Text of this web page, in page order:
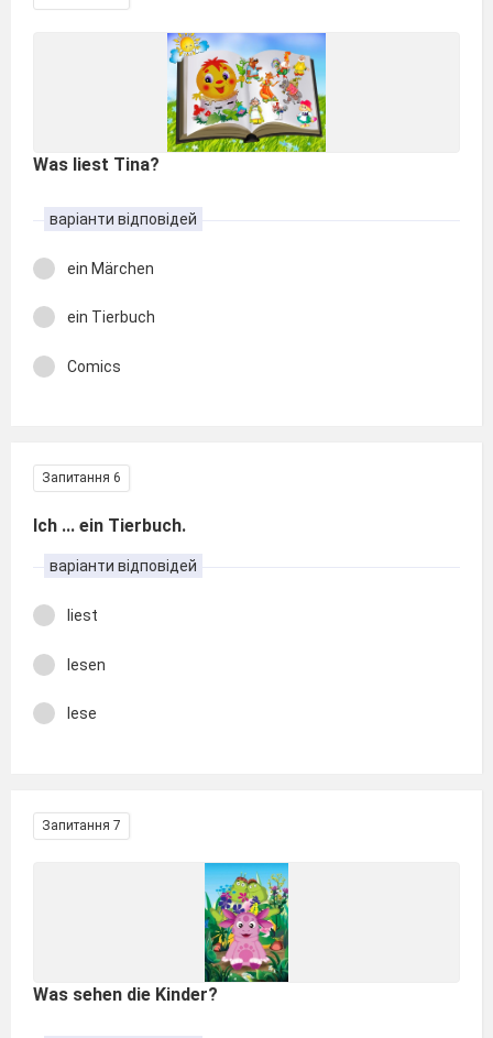
Was liest Tina?
варіанти відповідей
ein Märchen
ein Tierbuch
Comics
Запитання 6
Ich ... ein Tierbuch.
варіанти відповідей
liest
lesen
lese
Запитання 7
Was sehen die Kinder?